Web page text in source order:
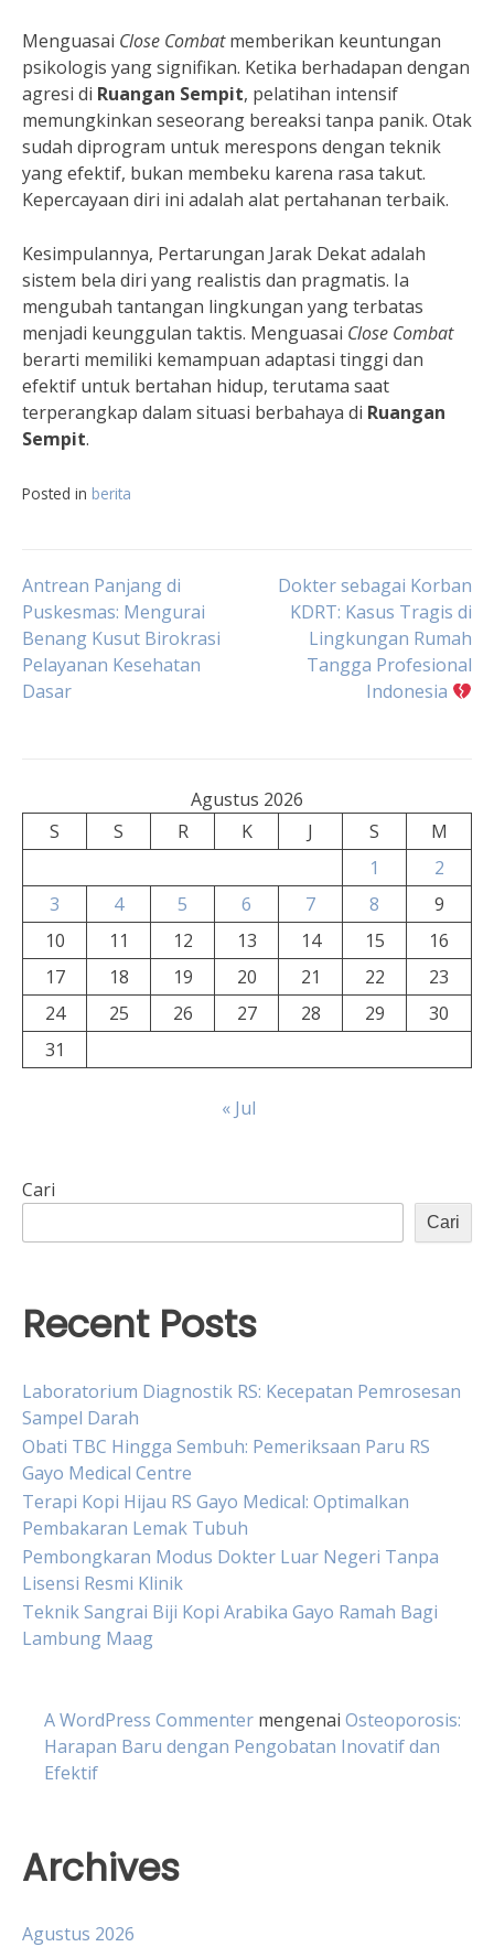
Menguasai Close Combatmemberikan keuntungan
psikologis yang signifikan. Ketika berhadapan dengan
agresi di Ruangan Sempit, pelatihan intensif
memungkinkan seseorang bereaksi tanpa panik. Otak
sudah diprogram untuk merespons dengan teknik
yang efektif, bukan membeku karena rasa takut.
Kepercayaan diri ini adalah alat pertahanan terbaik.
Kesimpulannya, Pertarungan Jarak Dekat adalah
sistem bela diri yang realistis dan pragmatis. Ia
mengubah tantangan lingkungan yang terbatas
menjadi keunggulan taktis. Menguasai Close Combat
berarti memiliki kemampuan adaptasi tinggi dan
efektif untuk bertahan hidup, terutama saat
terperangkap dalam situasi berbahaya di Ruangan
Sempit.
Posted in berita
Navigasi
pos
Antrean Panjang di
Puskesmas: Mengurai
Benang Kusut Birokrasi
Pelayanan Kesehatan
Dasar
Dokter sebagai Korban
KDRT: Kasus Tragis di
Lingkungan Rumah
Tangga Profesional
Indonesia
Agustus 2026
S
S R K J S
M
1
2
3
4 5 6 7 8
9
10
11 12 13 14 15
16
17
18 19 20 21 22
23
24
25 26 27 28 29
30
31
« Jul
Cari
Cari
Recent Posts
Laboratorium Diagnostik RS: Kecepatan Pemrosesan
Sampel Darah
Obati TBC Hingga Sembuh: Pemeriksaan Paru RS
Gayo Medical Centre
Terapi Kopi Hijau RS Gayo Medical: Optimalkan
Pembakaran Lemak Tubuh
Pembongkaran Modus Dokter Luar Negeri Tanpa
Lisensi Resmi Klinik
Teknik Sangrai Biji Kopi Arabika Gayo Ramah Bagi
Lambung Maag
A WordPress Commenter mengenai Osteoporosis:
Harapan Baru dengan Pengobatan Inovatif dan
Efektif
Archives
Agustus 2026